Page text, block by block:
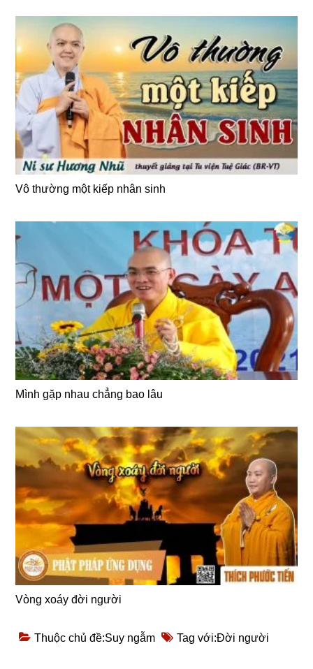
Vô thường một kiếp nhân sinh
Mình gặp nhau chẳng bao lâu
Vòng xoáy đời người
Thuộc chủ đề:Suy ngẫm Tag với:Đời người